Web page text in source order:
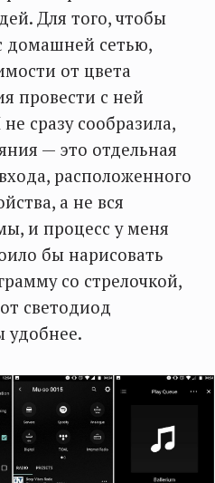
Для того, чтобы
домашней сетью,
от цвета
провести с ней
сразу сообразила,
— это отдельная
расположенного
а не вся
и процесс у меня
бы нарисовать
со стрелочкой,
светодиод
удобнее.